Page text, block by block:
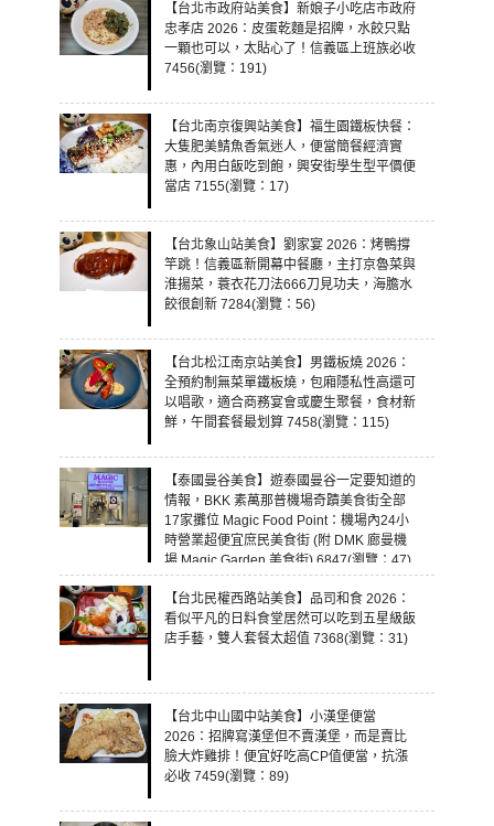
【台北市政府站美食】新娘子小吃店市政府
忠孝店 2026：皮蛋乾麵是招牌，水餃只點
一顆也可以，太貼心了！信義區上班族必收
7456(瀏覽：191)
【台北南京復興站美食】福生園鐵板快餐：
大隻肥美鯖魚香氣迷人，便當簡餐經濟實
惠，內用白飯吃到飽，興安街學生型平價便
當店 7155(瀏覽：17)
【台北象山站美食】劉家宴 2026：烤鴨撐
竿跳！信義區新開幕中餐廳，主打京魯菜與
淮揚菜，蓑衣花刀法666刀見功夫，海膽水
餃很創新 7284(瀏覽：56)
【台北松江南京站美食】男鐵板燒 2026：
全預約制無菜單鐵板燒，包廂隱私性高還可
以唱歌，適合商務宴會或慶生聚餐，食材新
鮮，午間套餐最划算 7458(瀏覽：115)
【泰國曼谷美食】遊泰國曼谷一定要知道的
情報，BKK 素萬那普機場奇蹟美食街全部
17家攤位 Magic Food Point：機場內24小
時營業超便宜庶民美食街 (附 DMK 廊曼機
場 Magic Garden 美食街) 6847(瀏覽：47)
【台北民權西路站美食】品司和食 2026：
看似平凡的日料食堂居然可以吃到五星級飯
店手藝，雙人套餐太超值 7368(瀏覽：31)
【台北中山國中站美食】小漢堡便當
2026：招牌寫漢堡但不賣漢堡，而是賣比
臉大炸雞排！便宜好吃高CP值便當，抗漲
必收 7459(瀏覽：89)